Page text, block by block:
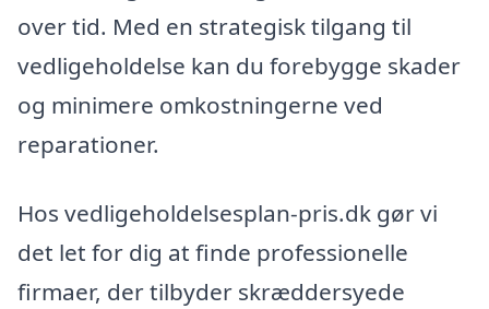
over tid. Med en strategisk tilgang til
vedligeholdelse kan du forebygge skader
og minimere omkostningerne ved
reparationer.
Hos vedligeholdelsesplan-pris.dk gør vi
det let for dig at finde professionelle
firmaer, der tilbyder skræddersyede